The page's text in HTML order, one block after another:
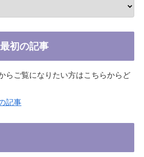
初の記事
らご覧になりたい方はこちらからど
記事